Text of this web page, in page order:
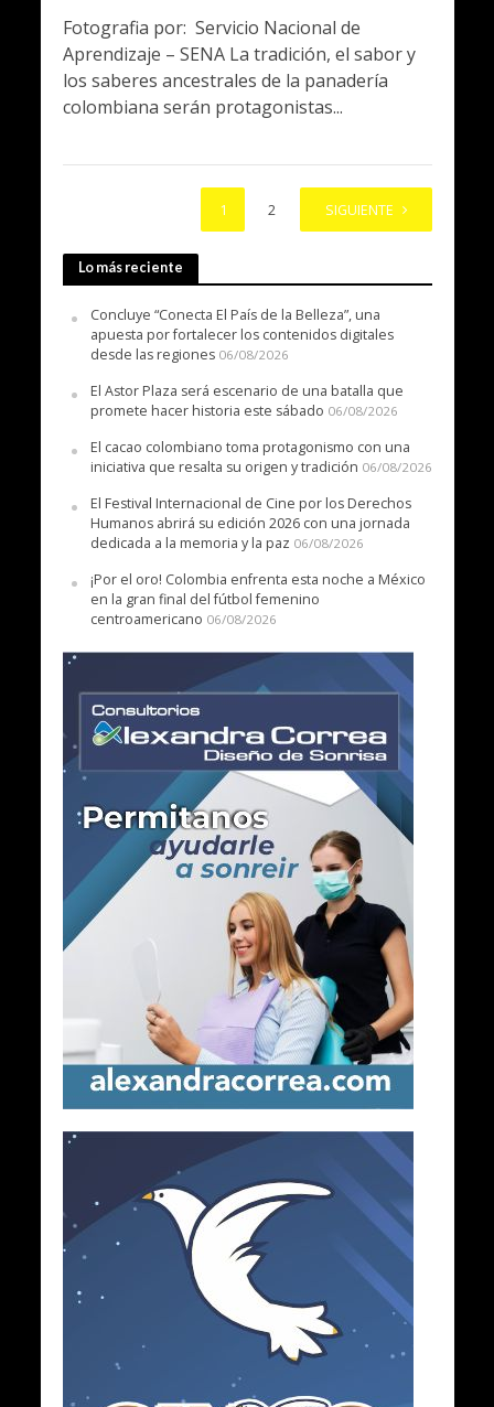
Fotografia por: Servicio Nacional de
Aprendizaje – SENA La tradición, el sabor y
los saberes ancestrales de la panadería
colombiana serán protagonistas...
1 2 SIGUIENTE
Lo más reciente
Concluye “Conecta El País de la Belleza”, una
apuesta por fortalecer los contenidos digitales
desde las regiones 06/08/2026
El Astor Plaza será escenario de una batalla que
promete hacer historia este sábado 06/08/2026
El cacao colombiano toma protagonismo con una
iniciativa que resalta su origen y tradición 06/08/2026
El Festival Internacional de Cine por los Derechos
Humanos abrirá su edición 2026 con una jornada
dedicada a la memoria y la paz 06/08/2026
¡Por el oro! Colombia enfrenta esta noche a México
en la gran final del fútbol femenino
centroamericano 06/08/2026